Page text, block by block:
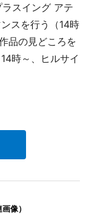
スイング アテ
スを行う（14時
品の見どころを
時～、ヒルサイ
像）